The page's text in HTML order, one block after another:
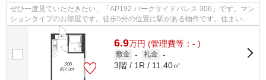
ぜひ一度見ていただきたい、「AP192 パークサイドパレス 306」です。マン
ションタイプのお部屋です。徒歩5分の位置に駅がある物件です。住まいを
探すなら、当社がご紹介する物件はいか...
6.9万円 (管理費等：- )
敷金 - 礼金 -
3階 / 1R / 11.40㎡